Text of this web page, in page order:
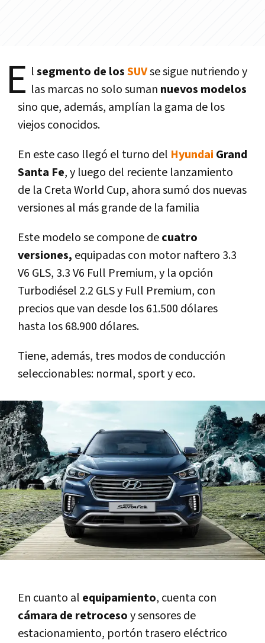
E lsegmento de losSUVse sigue nutriendo y
las marcas no solo suman nuevos modelos
sino que, además, amplí­an la gama de los
viejos conocidos.
En este caso llegó el turno del Hyundai Grand
Santa Fe, y luego del reciente lanzamiento
de la Creta World Cup, ahora sumó dos nuevas
versiones al más grande de la familia
Este modelo se compone decuatro
versiones, equipadas con motor naftero 3.3
V6 GLS, 3.3 V6 Full Premium, y la opción
Turbodiésel 2.2 GLS y Full Premium, con
precios que van desde los 61.500 dólares
hasta los 68.900 dólares.
Tiene, además, tres modos de conducción
seleccionables: normal, sport y eco.
En cuanto al equipamiento, cuenta con
cámara de retrocesoy sensores de
estacionamiento, portón trasero eléctrico